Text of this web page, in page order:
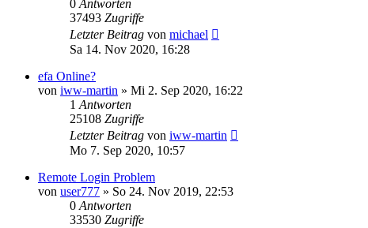
0 Antworten
37493 Zugriffe
Letzter Beitrag von michael
Sa 14. Nov 2020, 16:28
efa Online?
von iww-martin » Mi 2. Sep 2020, 16:22
1 Antworten
25108 Zugriffe
Letzter Beitrag von iww-martin
Mo 7. Sep 2020, 10:57
Remote Login Problem
von user777 » So 24. Nov 2019, 22:53
0 Antworten
33530 Zugriffe